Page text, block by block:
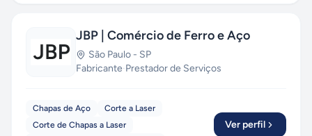
JBP | Comércio de Ferro e Aço
São Paulo - SP
Fabricante·Prestador de Serviços
Chapas de Aço
Corte a Laser
Corte de Chapas a Laser
Ver perfil